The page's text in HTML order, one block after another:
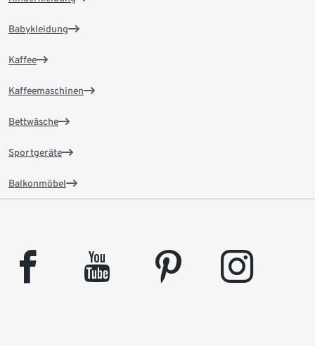
Babykleidung
Kaffee
Kaffeemaschinen
Bettwäsche
Sportgeräte
Balkonmöbel
facebook youtube pinterest instagram